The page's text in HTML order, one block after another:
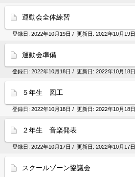
運動会全体練習
登録日: 2022年10月19日 / 更新日: 2022年10月19日
運動会準備
登録日: 2022年10月18日 / 更新日: 2022年10月18日
５年生 図工
登録日: 2022年10月18日 / 更新日: 2022年10月18日
２年生 音楽発表
登録日: 2022年10月17日 / 更新日: 2022年10月17日
スクールゾーン協議会